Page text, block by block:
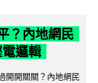
？內地網民
邏輯
開開關關？內地網民